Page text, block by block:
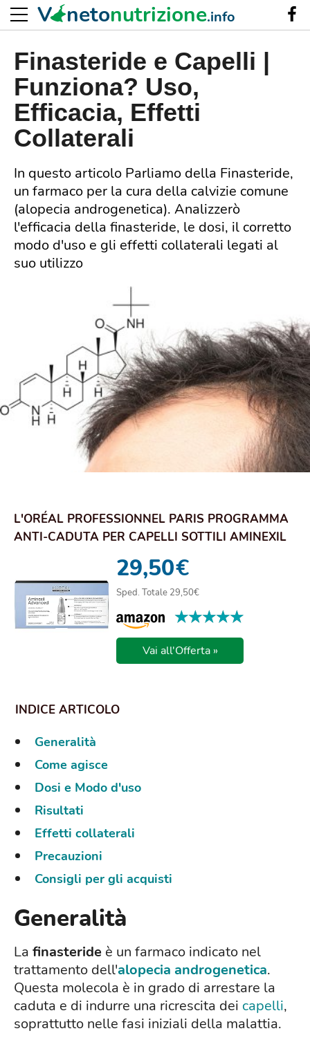
Finasteride e Capelli |
Funziona? Uso,
Efficacia, Effetti
Collaterali
In questo articolo Parliamo della Finasteride,
un farmaco per la cura della calvizie comune
(alopecia androgenetica). Analizzerò
l'efficacia della finasteride, le dosi, il corretto
modo d'uso e gli effetti collaterali legati al
suo utilizzo
L'ORÉAL PROFESSIONNEL PARIS PROGRAMMA
ANTI-CADUTA PER CAPELLI SOTTILI AMINEXIL
29,50€
Sped. Totale 29,50€
★★★★★
★★★★★
Vai all'Offerta »
Generalità
Come agisce
Dosi e Modo d'uso
Risultati
Effetti collaterali
Precauzioni
Consigli per gli acquisti
Generalità
La finasteride è un farmaco indicato nel
trattamento dell'alopecia androgenetica.
Questa molecola è in grado di arrestare la
caduta e di indurre una ricrescita dei capelli,
soprattutto nelle fasi iniziali della malattia.
V netonutrizione.info